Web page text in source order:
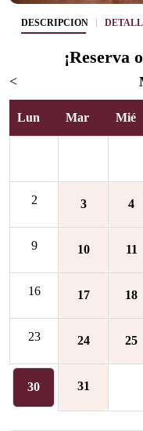
DESCRIPCIÓN
¡Reserva
<
Lun Mar Mié
2 3 4
9 10 11
16 17 18
23 24 25
30 31